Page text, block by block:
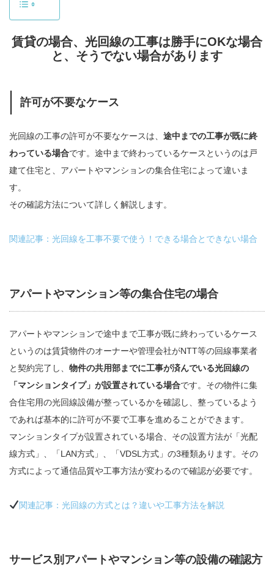
賃貸の場合、光回線の工事は勝手にOKな場合
と、そうでない場合があります
許可が不要なケース
光回線の工事の許可が不要なケースは、 途中までの工事が既に終
わっている場合です。途中まで終わっているケースというのは戸
建て住宅と、アパートやマンションの集合住宅によって違いま
す。
その確認方法について詳しく解説します。
関連記事：光回線を工事不要で使う！できる場合とできない場合
アパートやマンション等の集合住宅の場合
アパートやマンションで途中まで工事が既に終わっているケース
というのは賃貸物件のオーナーや管理会社がNTT等の回線事業者
と契約完了し、 物件の共用部までに工事が済んでいる光回線の
「マンションタイプ」が設置されている場合です。その物件に集
合住宅用の光回線設備が整っているかを確認し、整っているよう
であれば基本的に許可が不要で工事を進めることができます。
マンションタイプが設置されている場合、その設置方法が「光配
線方式」、「LAN方式」、「VDSL方式」の3種類あります。その
方式によって通信品質や工事方法が変わるので確認が必要です。
関連記事：光回線の方式とは？違いや工事方法を解説
サービス別アパートやマンション等の設備の確認方